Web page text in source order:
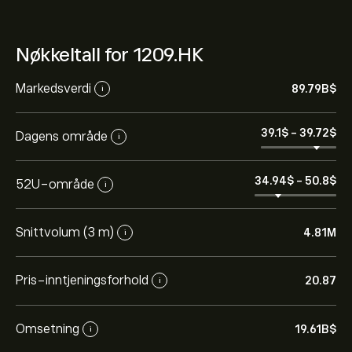
Nøkkeltall for 1209.HK
Markedsverdi i 89.79B‎$‎
Dagens område i 39.1‎$‎ - 39.72‎$‎
52U-område i 34.94‎$‎ - 50.8‎$‎
Snittvolum (3 m) i 4.81M
Pris-inntjeningsforhold i 20.87
Omsetning i 19.61B‎$‎
Den nåværende prisen på 1209.HK er 39.56‎$‎.